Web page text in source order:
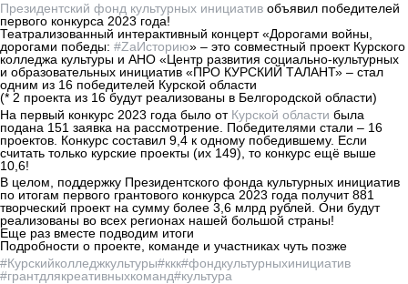
Президентский фонд культурных инициатив объявил победителей
первого конкурса 2023 года!
Театрализованный интерактивный концерт «Дорогами войны,
дорогами победы: #ZаИсторию» – это совместный проект Курского
колледжа культуры и АНО «Центр развития социально-культурных
и образовательных инициатив «ПРО КУРСКИЙ ТАЛАНТ» – стал
одним из 16 победителей Курской области
(* 2 проекта из 16 будут реализованы в Белгородской области)
На первый конкурс 2023 года было от Курской области была
подана 151 заявка на рассмотрение. Победителями стали – 16
проектов. Конкурс составил 9,4 к одному победившему. Если
считать только курские проекты (их 149), то конкурс ещё выше
10,6!
В целом, поддержку Президентского фонда культурных инициатив
по итогам первого грантового конкурса 2023 года получит 881
творческий проект на сумму более 3,6 млрд рублей. Они будут
реализованы во всех регионах нашей большой страны!
Еще раз вместе подводим итоги
Подробности о проекте, команде и участниках чуть позже
#Курскийколледжкультуры#ккк#фондкультурныхинициатив
#грантдлякреативныхкоманд#культура